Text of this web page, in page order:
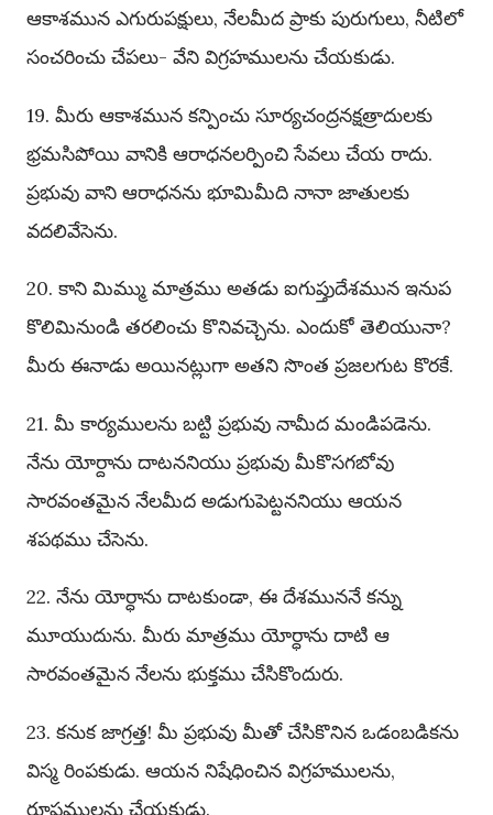
ఆకాశమున ఎగురుపక్షులు, నేలమీద ప్రాకు పురుగులు, నీటిలో
సంచరించు చేపలు- వేని విగ్రహములను చేయకుడు.
19. మీరు ఆకాశమున కన్పించు సూర్యచంద్రనక్షత్రాదులకు
భ్రమసిపోయి వానికి ఆరాధనలర్పించి సేవలు చేయ రాదు.
ప్రభువు వాని ఆరాధనను భూమిమీది నానా జాతులకు
వదలివేసెను.
20. కాని మిమ్ము మాత్రము అతడు ఐగుప్తుదేశమున ఇనుప
కొలిమినుండి తరలించు కొనివచ్చెను. ఎందుకో తెలియునా?
మీరు ఈనాడు అయినట్లుగా అతని సొంత ప్రజలగుట కొరకే.
21. మీ కార్యములను బట్టి ప్రభువు నామీద మండిపడెను.
నేను యోర్దాను దాటననియు ప్రభువు మీకొసగబోవు
సారవంతమైన నేలమీద అడుగుపెట్టననియు ఆయన
శపథము చేసెను.
22. నేను యోర్ధాను దాటకుండా, ఈ దేశముననే కన్ను
మూయుదును. మీరు మాత్రము యోర్ధాను దాటి ఆ
సారవంతమైన నేలను భుక్తము చేసికొందురు.
23. కనుక జాగ్రత్త! మీ ప్రభువు మీతో చేసికొనిన ఒడంబడికను
విస్మ రింపకుడు. ఆయన నిషేధించిన విగ్రహములను,
రూపములను చేయకుడు.